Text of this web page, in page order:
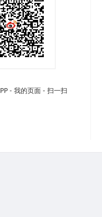
- 我的页面 - 扫一扫